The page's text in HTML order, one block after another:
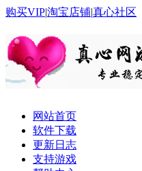
购买VIP|淘宝店铺|真心社区
网站首页
软件下载
更新日志
支持游戏